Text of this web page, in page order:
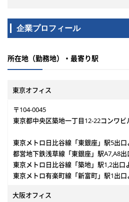
企業プロフィール
所在地（勤務地）・最寄り駅
東京オフィス
〒104-0045
東京都中央区築地一丁目12-22コンワビ
東京メトロ日比谷線「東銀座」駅5出
都営地下鉄浅草線「東銀座」駅A7,A8
東京メトロ日比谷線「築地」駅1,2出口
東京メトロ有楽町線「新富町」駅1出
大阪オフィス